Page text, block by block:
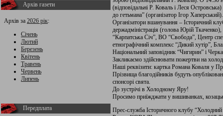
Архів газети
Архів за 2026 рік:
Січень
Лютий
Березень
Квітень
Травень
Червень
Липень
Передплата
(відповідальні Р. Коваль і Леся
до гетьмана” (організатор Ігор Хаперський).
Організатори вшанування – Історичний
держадміністрація (голова Юрій
“Карпатська Січ”, ВО “Свобода”, Центр
етнографічний комплекс “Дикий хутір”,
Національний заповідник “Чигирин” і
Закликаємо здійснювати пожертви на
Наші реквізити: картка Романа Коваля у
Прізвища благодійників будуть
спонсорі свята.
До зустрічі в Холодному Яру!
Просимо приїжджати у вишиванках,
Прес-служба Історичного клубу